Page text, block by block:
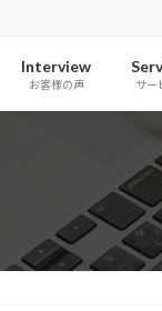
Interview
お客様の声 サー